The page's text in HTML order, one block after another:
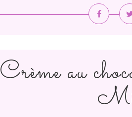
Crème au